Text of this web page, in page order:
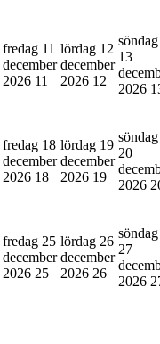
fredag 11
december
2026 11
lördag 12
december
2026 12
söndag
13
2026
fredag 18
december
2026 18
lördag 19
december
2026 19
söndag
20
2026
fredag 25
december
2026 25
lördag 26
december
2026 26
söndag
27
2026